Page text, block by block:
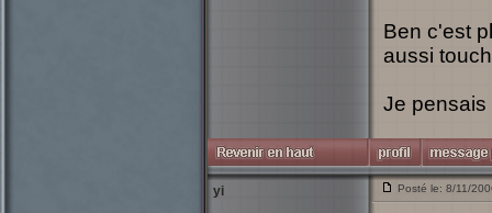
Ben c'est
aussi
Je pensais
yi Posté le: 8/11/